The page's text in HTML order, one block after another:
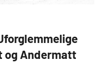
og Andermatt